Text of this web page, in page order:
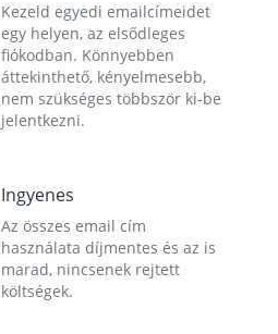
Kezeld egyedi emailcímeidet
egy helyen, az elsődleges
fiókodban. Könnyebben
áttekinthető, kényelmesebb,
nem szükséges többször ki-be
jelentkezni.
Ingyenes
Az összes email cím
használata díjmentes és az is
marad, nincsenek rejtett
költségek.